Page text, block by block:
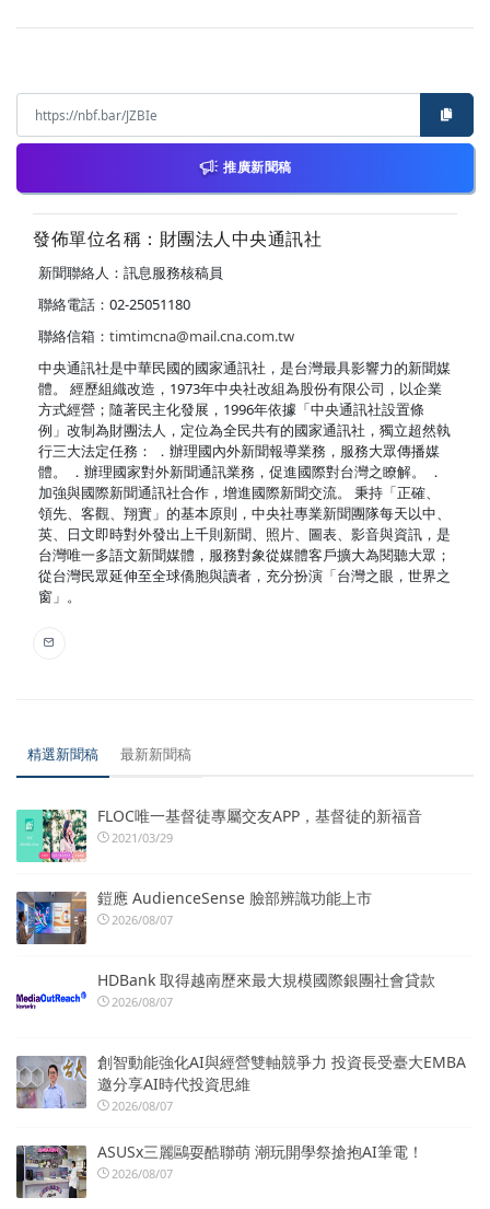
推廣新聞稿
發佈單位名稱：財團法人中央通訊社
新聞聯絡人：訊息服務核稿員
聯絡電話：02-25051180
聯絡信箱： timtimcna@mail.cna.com.tw
中央通訊社是中華民國的國家通訊社，是台灣最具影響力的新聞媒
體。 經歷組織改造，1973年中央社改組為股份有限公司，以企業
方式經營；隨著民主化發展，1996年依據「中央通訊社設置條
例」改制為財團法人，定位為全民共有的國家通訊社，獨立超然執
行三大法定任務： ．辦理國內外新聞報導業務，服務大眾傳播媒
體。 ．辦理國家對外新聞通訊業務，促進國際對台灣之瞭解。 ．
加強與國際新聞通訊社合作，增進國際新聞交流。 秉持「正確、
領先、客觀、翔實」的基本原則，中央社專業新聞團隊每天以中、
英、日文即時對外發出上千則新聞、照片、圖表、影音與資訊，是
台灣唯一多語文新聞媒體，服務對象從媒體客戶擴大為閱聽大眾；
從台灣民眾延伸至全球僑胞與讀者，充分扮演「台灣之眼，世界之
窗」。
精選新聞稿 最新新聞稿
FLOC唯一基督徒專屬交友APP，基督徒的新福音
2021/03/29
鎧應 AudienceSense 臉部辨識功能上市
2026/08/07
HDBank 取得越南歷來最大規模國際銀團社會貸款
2026/08/07
創智動能強化AI與經營雙軸競爭力 投資長受臺大EMBA
邀分享AI時代投資思維
2026/08/07
ASUSx三麗鷗耍酷聯萌 潮玩開學祭搶抱AI筆電！
2026/08/07